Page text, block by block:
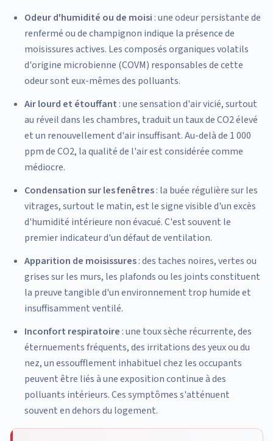
Odeur d'humidité ou de moisi : une odeur persistante de
renfermé ou de champignon indique la présence de
moisissures actives. Les composés organiques volatils
d'origine microbienne (COVM) responsables de cette
odeur sont eux-mêmes des polluants.
Air lourd et étouffant : une sensation d'air vicié, surtout
au réveil dans les chambres, traduit un taux de CO2 élevé
et un renouvellement d'air insuffisant. Au-delà de 1 000
ppm de CO2, la qualité de l'air est considérée comme
médiocre.
Condensation sur les fenêtres: la buée régulière sur les
vitrages, surtout le matin, est le signe visible d'un excès
d'humidité intérieure non évacué. C'est souvent le
premier indicateur d'un défaut de ventilation.
Apparition de moisissures: des taches noires, vertes ou
grises sur les murs, les plafonds ou les joints constituent
la preuve tangible d'un environnement trop humide et
insuffisamment ventilé.
Inconfort respiratoire : une toux sèche récurrente, des
éternuements fréquents, des irritations des yeux ou du
nez, un essoufflement inhabituel chez les occupants
peuvent être liés à une exposition continue à des
polluants intérieurs. Ces symptômes s'atténuent
souvent en dehors du logement.